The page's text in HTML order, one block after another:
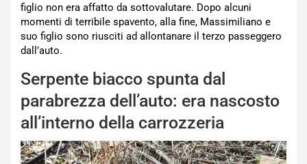
figlio non era affatto da sottovalutare. Dopo alcuni
momenti di terribile spavento, alla fine, Massimiliano e
suo figlio sono riusciti ad allontanare il terzo passeggero
dall’auto.
Serpente biacco spunta dal
parabrezza dell’auto: era nascosto
all’interno della carrozzeria